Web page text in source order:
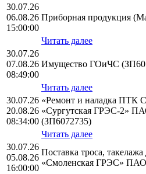
30.07.26
06.08.26
15:00:00
Приборная продукция
Читать далее
30.07.26
07.08.26
08:49:00
Имущество ГОиЧС
Читать далее
30.07.26
20.08.26
08:34:00
«Ремонт и наладка ПТК
«Сургутская ГРЭС-2»
(ЗП6072735)
Читать далее
30.07.26
05.08.26
16:00:00
Поставка троса,
«Смоленская ГРЭС»